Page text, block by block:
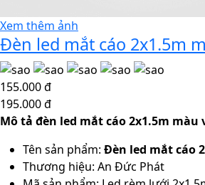
Xem thêm ảnh
Đèn led mắt cáo 2x1.5m
155.000 đ
195.000 đ
Mô tả đèn led mắt cáo 2x1.5m màu
Tên sản phẩm: Đèn led mắt cáo
Thương hiệu: An Đức Phát